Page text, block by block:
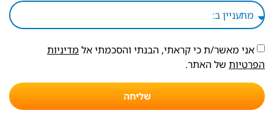
אני מאשר/ת כי קראתי, הבנתי והסכמתי אל מדיניות
הפרטיות של האתר.
שליחה